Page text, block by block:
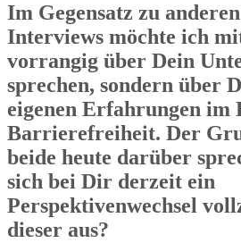
Im Gegensatz zu
Interviews möchte ich
vorrangig über Dein
sprechen, sondern über
eigenen Erfahrungen im
Barrierefreiheit. Der
beide heute darüber
sich bei Dir derzeit ein
Perspektivenwechsel
dieser aus?